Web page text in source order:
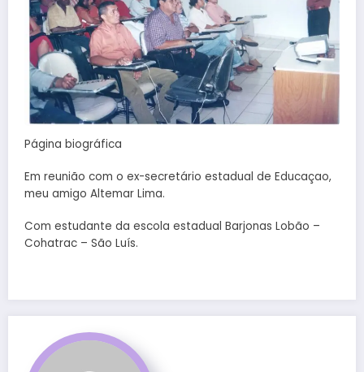
Página biográfica
Em reunião com o ex-secretário estadual de Educaçao,
meu amigo Altemar Lima.
Com estudante da escola estadual Barjonas Lobão –
Cohatrac – São Luís.